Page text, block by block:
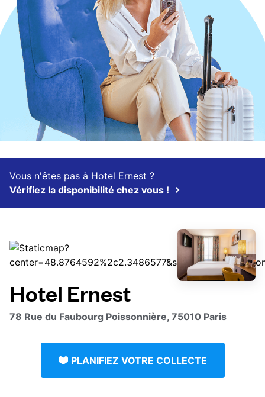
France FR
Vous n'êtes pas à Hotel Ernest ?
Vérifiez la disponibilité chez vous !
Hotel Ernest
78 Rue du Faubourg Poissonnière, 75010 Paris
PLANIFIEZ VOTRE COLLECTE